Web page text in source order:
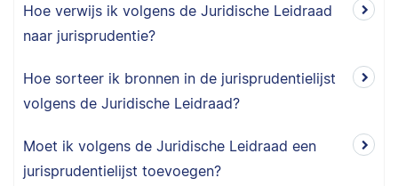
Hoe verwijs ik volgens de Juridische Leidraad
naar jurisprudentie?
Hoe sorteer ik bronnen in de jurisprudentielijst
volgens de Juridische Leidraad?
Moet ik volgens de Juridische Leidraad een
jurisprudentielijst toevoegen?